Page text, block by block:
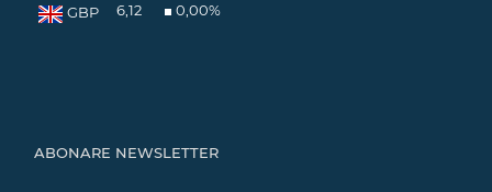
GBP 6,12 0,00%
ABONARE NEWSLETTER